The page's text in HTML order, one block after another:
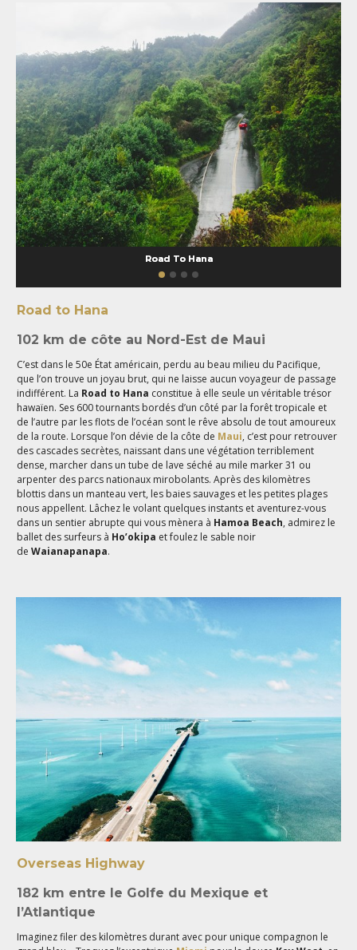
Road To Hana
Road to Hana
102 km de côte au Nord-Est de Maui
C’est dans le 50e État américain, perdu au beau milieu du Pacifique,
que l’on trouve un joyau brut, qui ne laisse aucun voyageur de passage
indifférent. La Road to Hana constitue à elle seule un véritable trésor
hawaïen. Ses 600 tournants bordés d’un côté par la forêt tropicale et
de l’autre par les flots de l’océan sont le rêve absolu de tout amoureux
de la route. Lorsque l’on dévie de la côte de Maui, c’est pour retrouver
des cascades secrètes, naissant dans une végétation terriblement
dense, marcher dans un tube de lave séché au mile marker 31 ou
arpenter des parcs nationaux mirobolants. Après des kilomètres
blottis dans un manteau vert, les baies sauvages et les petites plages
nous appellent. Lâchez le volant quelques instants et aventurez-vous
dans un sentier abrupte qui vous mènera à Hamoa Beach, admirez le
ballet des surfeurs à Ho’okipa et foulez le sable noir
de Waianapanapa.
Overseas Highway
182 km entre le Golfe du Mexique et
l’Atlantique
Imaginez filer des kilomètres durant avec pour unique compagnon le